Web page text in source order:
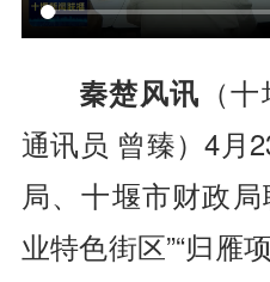
秦楚风讯 （
通讯员 曾臻）4月
局、十堰市财政
业特色街区”“归雁